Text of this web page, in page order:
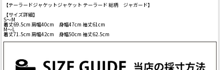
【テーラードジャケットジャケット テーラード 総柄 ジャガード】
【サイズ詳細】
S～M
着丈69.5cm 肩幅40cm 身幅47cm 袖丈61cm
M～L
着丈71.5cm 肩幅42cm 身幅50cm 袖丈62.5cm